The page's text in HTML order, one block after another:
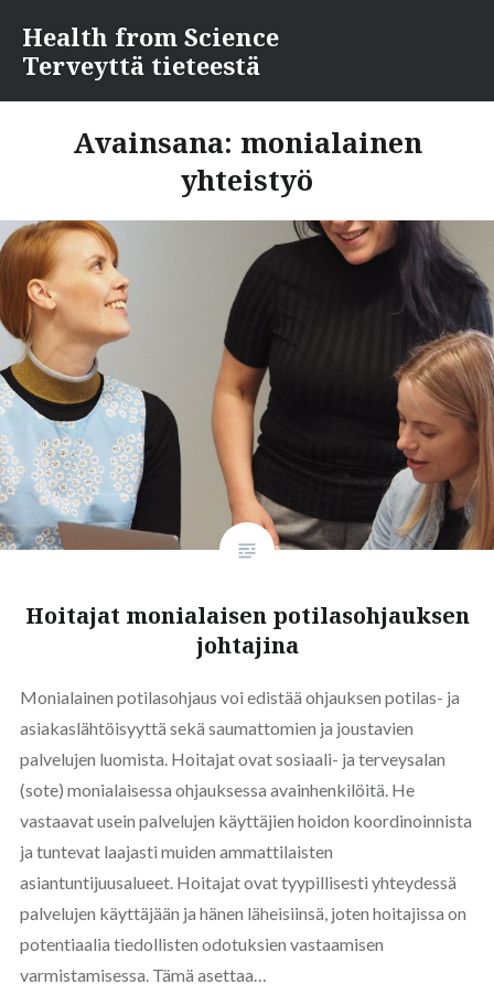
content
Health from Science
Terveyttä tieteestä
Avainsana: monialainen
yhteistyö
Hoitajat monialaisen potilasohjauksen
johtajina
Monialainen potilasohjaus voi edistää ohjauksen potilas- ja
asiakaslähtöisyyttä sekä saumattomien ja joustavien
palvelujen luomista. Hoitajat ovat sosiaali- ja terveysalan
(sote) monialaisessa ohjauksessa avainhenkilöitä. He
vastaavat usein palvelujen käyttäjien hoidon koordinoinnista
ja tuntevat laajasti muiden ammattilaisten
asiantuntijuusalueet. Hoitajat ovat tyypillisesti yhteydessä
palvelujen käyttäjään ja hänen läheisiinsä, joten hoitajissa on
potentiaalia tiedollisten odotuksien vastaamisen
varmistamisessa. Tämä asettaa…